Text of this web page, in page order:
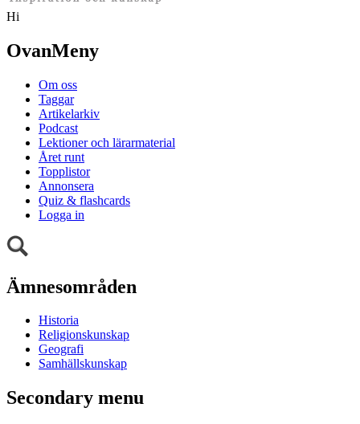
Hi
OvanMeny
Om oss
Taggar
Artikelarkiv
Podcast
Lektioner och lärarmaterial
Året runt
Topplistor
Annonsera
Quiz & flashcards
Logga in
Ämnesområden
Historia
Religionskunskap
Geografi
Samhällskunskap
Secondary menu